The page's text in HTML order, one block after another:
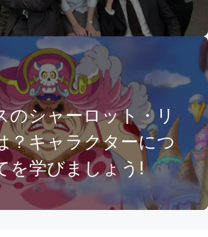
のシャーロット・リ
？キャラクターにつ
を学びましょう!